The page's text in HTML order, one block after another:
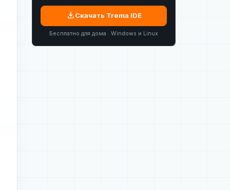
downloadСкачать Trema IDE
Бесплатно для дома · Windows и Linux